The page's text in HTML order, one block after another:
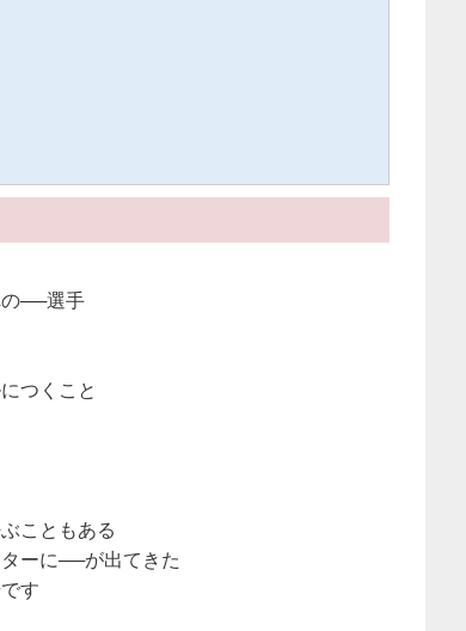
の──選手
つくこと
こともある
ーに──が出てきた
す